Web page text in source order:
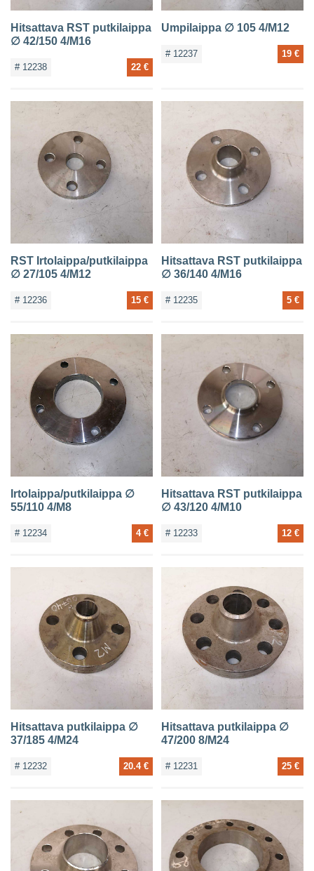
Hitsattava RST putkilaippa
∅ 42/150 4/M16
# 12238 22 €
Umpilaippa ∅ 105 4/M12
# 12237 19 €
RST Irtolaippa/putkilaippa
∅ 27/105 4/M12
# 12236 15 €
Hitsattava RST putkilaippa
∅ 36/140 4/M16
# 12235 5 €
Irtolaippa/putkilaippa ∅
55/110 4/M8
# 12234 4 €
Hitsattava RST putkilaippa
∅ 43/120 4/M10
# 12233 12 €
Hitsattava putkilaippa ∅
37/185 4/M24
# 12232 20.4 €
Hitsattava putkilaippa ∅
47/200 8/M24
# 12231 25 €